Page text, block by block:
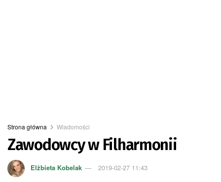
Strona główna Wiadomości
Zawodowcy w Filharmonii
Elżbieta Kobelak 2019-02-27 11:43